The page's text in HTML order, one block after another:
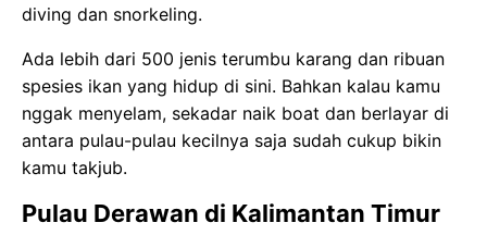
diving dan snorkeling.
Ada lebih dari 500 jenis terumbu karang dan ribuan
spesies ikan yang hidup di sini. Bahkan kalau kamu
nggak menyelam, sekadar naik boat dan berlayar di
antara pulau-pulau kecilnya saja sudah cukup bikin
kamu takjub.
Pulau Derawan di Kalimantan Timur